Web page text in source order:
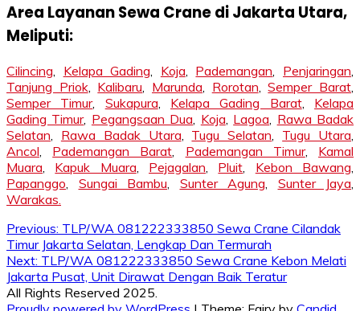
Area Layanan Sewa Crane di Jakarta Utara,
Meliputi:
Cilincing Kelapa Gading Koja Pademangan Penjaringan
Tanjung Priok, Kalibaru Marunda Rorotan ,Semper Barat
Semper Timur, Sukapura Kelapa Gading Barat, Kelapa
Gading Timur, Pegangsaan Dua Koja Lagoa Rawa Badak
Selatan
Rawa Badak Utara Tugu Selatan Tugu Utara
Ancol
Pademangan Barat Pademangan Timur, Kamal
Muara
Kapuk Muara Pejagalan Pluit Kebon Bawang
Papanggo
Sungai Bambu Sunter Agung Sunter Jaya
Warakas.
Post
navigation
Previous: TLP/WA 081222333850 Sewa Crane Cilandak
Timur Jakarta Selatan, Lengkap Dan Termurah
Next: TLP/WA 081222333850 Sewa Crane Kebon Melati
Jakarta Pusat, Unit Dirawat Dengan Baik Teratur
All Rights Reserved 2025.